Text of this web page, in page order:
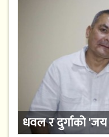
धवल र दुर्गाको 'जय